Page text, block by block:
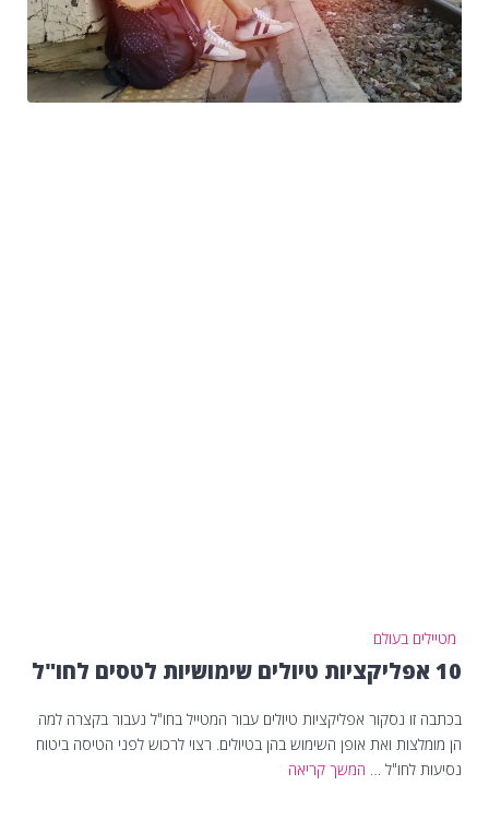
מטיילים בעולם
10 אפליקציות טיולים שימושיות לטסים לחו"ל
בכתבה זו נסקור אפליקציות טיולים עבור המטייל בחו"ל נעבור בקצרה למה
הן מומלצות ואת אופן השימוש בהן בטיולים. רצוי לרכוש לפני הטיסה ביטוח
נסיעות לחו"ל … המשך קריאה